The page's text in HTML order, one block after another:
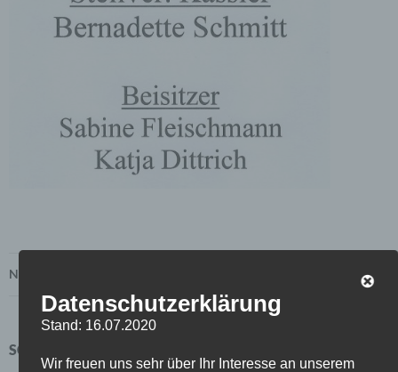
Nächstes Bild
SCHREIBE EINEN KOMMENTAR
Datenschutzerklärung
Stand: 16.07.2020
Wir freuen uns sehr über Ihr Interesse an unserem